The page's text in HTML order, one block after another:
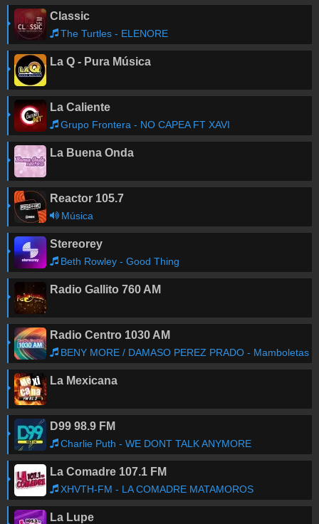
Classic
The Turtles - ELENORE
La Q - Pura Música
La Caliente
Grupo Frontera - NO CAPEA FT XAVI
La Buena Onda
Reactor 105.7
Música
Stereorey
Beth Rowley - Good Thing
Radio Gallito 760 AM
Radio Centro 1030 AM
BENY MORE / DAMASO PEREZ PRADO - Mamboletas
La Mexicana
D99 98.9 FM
Charlie Puth - WE DONT TALK ANYMORE
La Comadre 107.1 FM
XHVTH-FM - LA COMADRE MATAMOROS
La Lupe